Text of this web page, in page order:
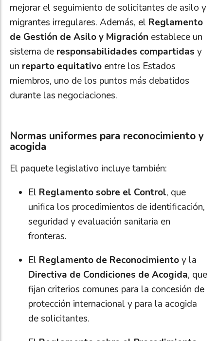
mejorar el seguimiento de solicitantes de asilo y
migrantes irregulares. Además, el Reglamento
de Gestión de Asilo y Migración establece un
sistema de responsabilidades compartidas y
un reparto equitativo entre los Estados
miembros, uno de los puntos más debatidos
durante las negociaciones.
Normas uniformes para reconocimiento y
acogida
El paquete legislativo incluye también:
El Reglamento sobre el Control, que
unifica los procedimientos de identificación,
seguridad y evaluación sanitaria en
fronteras.
El Reglamento de Reconocimientoy la
Directiva de Condiciones de Acogida, que
fijan criterios comunes para la concesión de
protección internacional y para la acogida
de solicitantes.